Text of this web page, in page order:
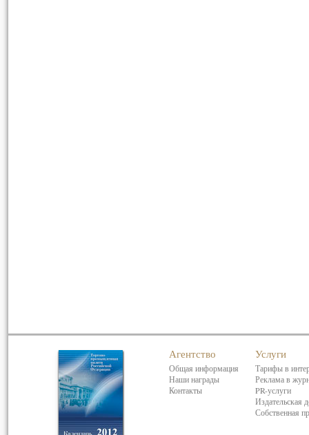
Агентство
Общая информация
Наши награды
Контакты
Услуги
Тарифы в
Реклама в
PR-услуги
Издательская
Собственная